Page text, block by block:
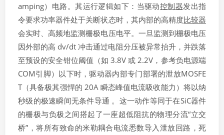
amping）电路。其运行逻辑如下：当驱动控制器发出指
令要求功率器件处于关断状态时，其内部的高精度比较器
会实时、高频地监测栅极电压电平。一旦监测到栅极电压
因外部的高 dv/dt 冲击通过电阻分压被异常抬升，并跌落
至预设的安全钳位阈值（如 3.8V 或 2.2V，参考负电源端
COM引脚）以下时，驱动器内部专门部署的泄放MOSFE
T（具备极其强悍的 20A 瞬态峰值电流吸收能力）将以纳
秒级的极速瞬间无条件导通 。这一动作等同于在SiC器件
的栅极与负极之间搭起了一座超低阻抗的物理分流“立交
桥”，将所有致命的米勒耦合电流悉数导入泄放回路，死